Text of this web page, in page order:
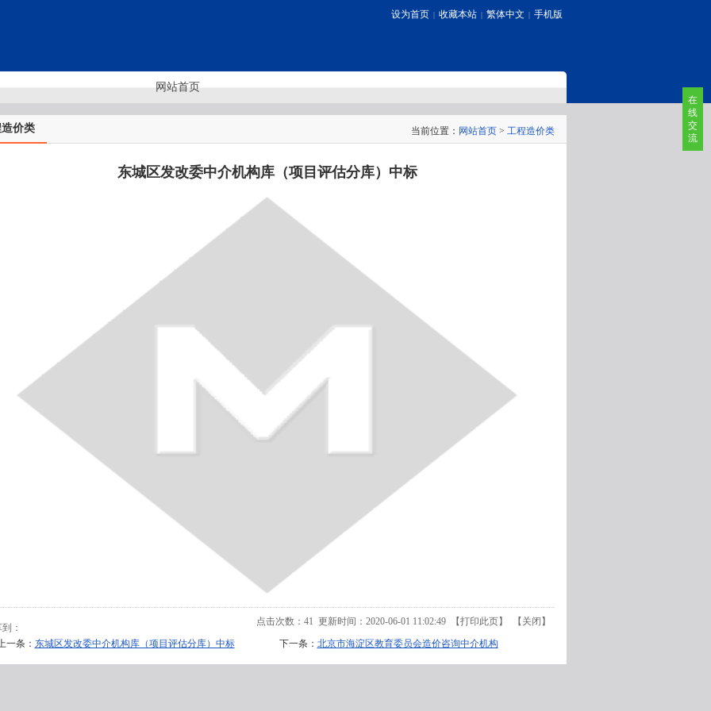
设为首页 | 收藏本站 | 繁体中文 | 手机版
网站首页
当前位置： 网站首页 > 工程造价类
价类
东城区发改委中介机构库（项目评估分库）中标
：
点击次数： 41 更新时间：2020-06-01 11:02:49 【打印此页】 【 关闭 】
一条： 东城区发改委中介机构库（项目评估分库）中标 下一条： 北京市海淀区教育委员会造价咨询中介机构
在
线
交
流